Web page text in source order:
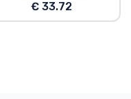
€ 33.72